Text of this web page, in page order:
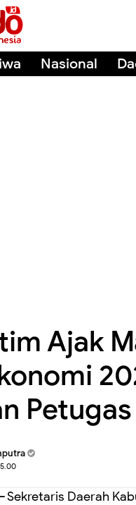
Nasional
Ajak
Sekretaris Daerah